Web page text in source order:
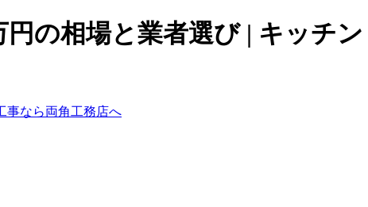
の相場と業者選び | キッチ